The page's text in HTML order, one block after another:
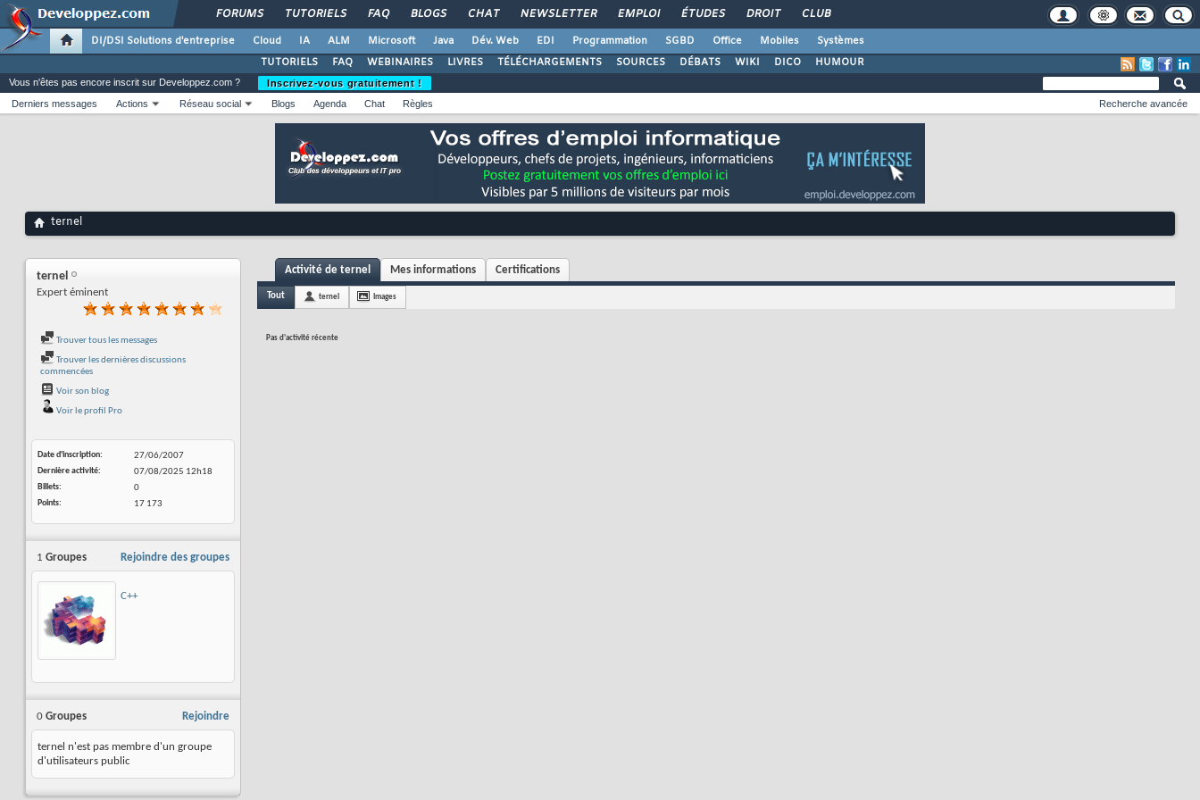
FORUMS TUTORIELS FAQ BLOGS CHAT NEWSLETTER EMPLOI ÉTUDES DROIT CLUB
DI/DSI Solutions d'entreprise Cloud IA ALM Microsoft Java Dév. Web EDI Programmation SGBD Office Mobiles
Systèmes
TUTORIELS
FAQ WEBINAIRES LIVRES TÉLÉCHARGEMENTS SOURCES DÉBATS WIKI DICO HUMOUR
Vous n'êtes pas encore inscrit sur Developpez.com ?
Inscrivez-vous gratuitement !
Derniers messages
Actions Réseau social Blogs Agenda Chat Règles Recherche avancée
ternel
ternel
Expert éminent
Trouver tous les messages
Trouver les dernières discussions
commencées
Voir son blog
Voir le profil Pro
Date d'inscription
27/06/2007
Dernière activité
07/08/2025 12h18
Billets
0
Points
17 173
Rejoindre des groupes
1 Groupes
C++
Rejoindre
0 Groupes
ternel n'est pas membre d'un groupe
d'utilisateurs public
Activité de ternel Mes informations Certifications
Tout ternel Images
Pas d'activité récente